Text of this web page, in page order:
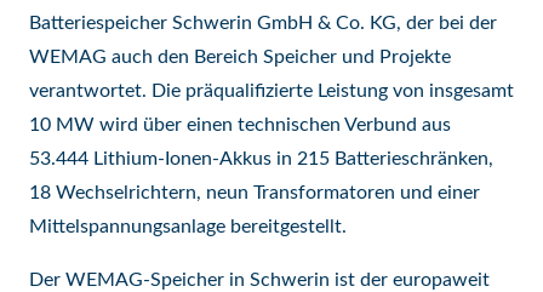
Batteriespeicher Schwerin GmbH & Co. KG, der bei der
WEMAG auch den Bereich Speicher und Projekte
verantwortet. Die präqualifizierte Leistung von insgesamt
10 MW wird über einen technischen Verbund aus
53.444 Lithium-Ionen-Akkus in 215 Batterieschränken,
18 Wechselrichtern, neun Transformatoren und einer
Mittelspannungsanlage bereitgestellt.
Der WEMAG-Speicher in Schwerin ist der europaweit